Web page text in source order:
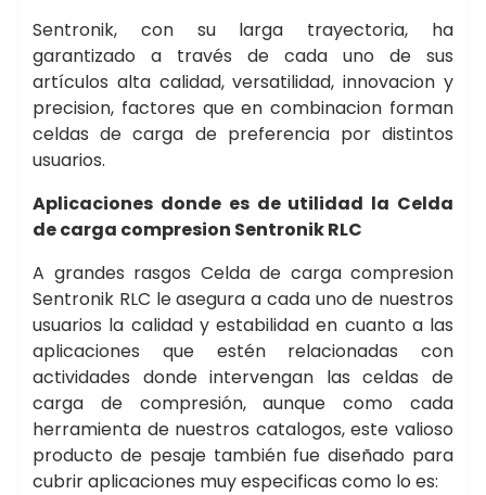
Sentronik, con su larga trayectoria, ha
garantizado a través de cada uno de sus
artículos alta calidad, versatilidad, innovacion y
precision, factores que en combinacion forman
celdas de carga de preferencia por distintos
usuarios.
Aplicaciones donde es de utilidad la Celda
de carga compresion Sentronik RLC
A grandes rasgos Celda de carga compresion
Sentronik RLC le asegura a cada uno de nuestros
usuarios la calidad y estabilidad en cuanto a las
aplicaciones que estén relacionadas con
actividades donde intervengan las celdas de
carga de compresión, aunque como cada
herramienta de nuestros catalogos, este valioso
producto de pesaje también fue diseñado para
cubrir aplicaciones muy especificas como lo es: